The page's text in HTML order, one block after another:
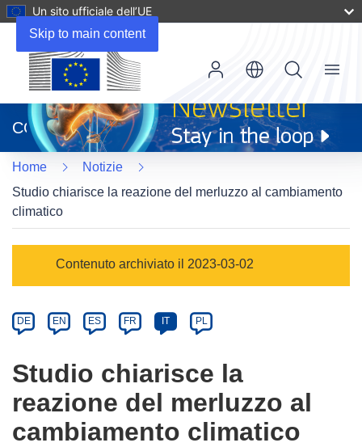
Skip to main content
Un sito ufficiale dell’UE
apre
in
una
nuova
finestra)
CORDIS
Menu
Home
Notizie
Studio chiarisce la reazione del merluzzo al cambiamento
climatico
Category
Contenuto archiviato il 2023-03-02
Article
available
the
following
languages:
DE EN ES FR IT PL
Studio chiarisce la
reazione del merluzzo al
cambiamento climatico